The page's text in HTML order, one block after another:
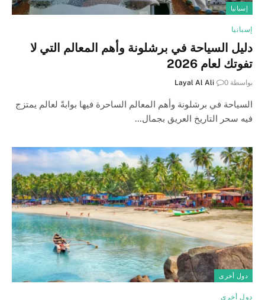
إسبانيا
إسبانيا
دليل السياحة في برشلونة وأهم المعالم التي لا
تفوتك لعام 2026
بواسطة Layal Al Ali 0
السياحة في برشلونة وأهم المعالم الساحرة فيها بوابةً لعالم يمتزج
فيه سحر التاريخ العريق بجمال…
دول أخرى
دول أخرى